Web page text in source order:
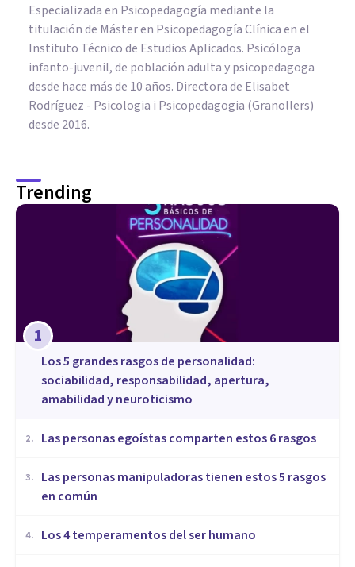
Especializada en Psicopedagogía mediante la
titulación de Máster en Psicopedagogía Clínica en el
Instituto Técnico de Estudios Aplicados. Psicóloga
infanto-juvenil, de población adulta y psicopedagoga
desde hace más de 10 años. Directora de Elisabet
Rodríguez - Psicologia i Psicopedagogia (Granollers)
desde 2016.
Trending
1
Los 5 grandes rasgos de personalidad:
sociabilidad, responsabilidad, apertura,
amabilidad y neuroticismo
2. Las personas egoístas comparten estos 6 rasgos
3.
Las personas manipuladoras tienen estos 5 rasgos
en común
4. Los 4 temperamentos del ser humano